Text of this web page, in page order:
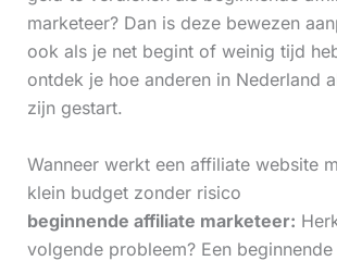
marketeer? Dan is deze bewezen
ook als je net begint of weinig tijd
ontdek je hoe anderen in Nederland
zijn gestart.
Wanneer werkt een affiliate website
klein budget zonder risico
beginnende affiliate marketeer:
volgende probleem? Een